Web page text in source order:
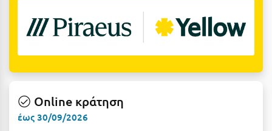
Γλυφάδα
Δ
Δελφοί
Online κράτηση
έως 30/09/2026